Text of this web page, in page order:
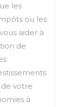
les
ou les
aider à
de
votre
à